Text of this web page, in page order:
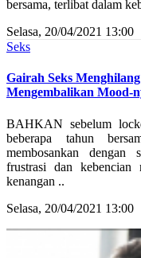
bersama, terlibat dalam
Selasa, 20/04/2021 13:00
Seks
Gairah Seks
Mengembalikan Mood-
BAHKAN sebelum
beberapa tahun
membosankan dengan
frustrasi dan
kenangan ..
Selasa, 20/04/2021 13:00